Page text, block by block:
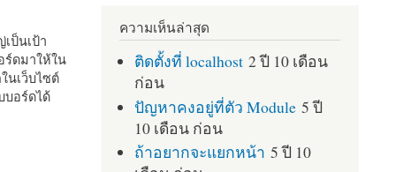
ป็นเป้า
ร์ดมาให้ใน
นเว็บไซต์
บอร์ดได้
ความเห็นล่าสุด
ติดตั้งที่ localhost 2 ปี 10 เดือน
ก่อน
ปัญหาคงอยู่ที่ตัว Module 5 ปี
10 เดือน ก่อน
ถ้าอยากจะแยกหน้า 5 ปี 10